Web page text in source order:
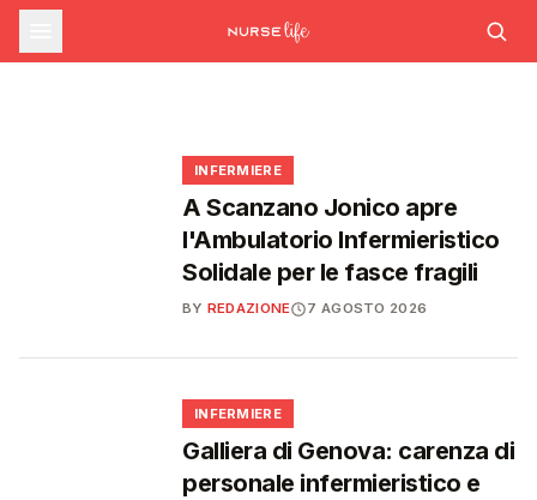
commissario per le scorte Covid,
liste d'attesa al Siveas e poteri
STUDENTI
Medicina, salgono a 27.000 i posti per il
Formazione ECM ad agosto: nuovi corsi su
rischio cardiovascolare e intelligenza
INFERMIERE
A Scanzano Jonico apre
l'Ambulatorio Infermieristico
Solidale per le fasce fragili
BY REDAZIONE 7 AGOSTO 2026
INFERMIERE
Galliera di Genova: carenza di
personale infermieristico e